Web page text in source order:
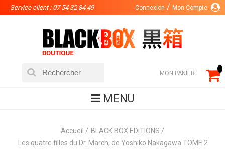
Service client : 07 54 32 84 49 Connexion Mon Compte
MON PANIER
MENU
Accueil
BLACK BOX EDITIONS
Les quatre filles du Dr. March, de Yoshiko Nakagawa TOME 2